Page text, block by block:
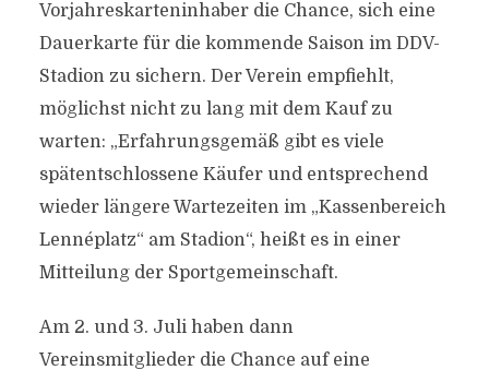
Vorjahreskarteninhaber die Chance, sich eine
Dauerkarte für die kommende Saison im DDV-
Stadion zu sichern. Der Verein empfiehlt,
möglichst nicht zu lang mit dem Kauf zu
warten: „Erfahrungsgemäß gibt es viele
spätentschlossene Käufer und entsprechend
wieder längere Wartezeiten im „Kassenbereich
Lennéplatz“ am Stadion“, heißt es in einer
Mitteilung der Sportgemeinschaft.
Am 2. und 3. Juli haben dann
Vereinsmitglieder die Chance auf eine